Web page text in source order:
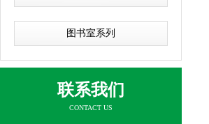
图书室系列
联系我们
CONTACT US